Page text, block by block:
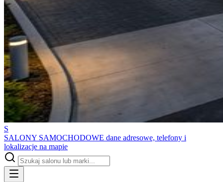
S
SALONY SAMOCHODOWE dane adresowe, telefony i
lokalizacje na mapie